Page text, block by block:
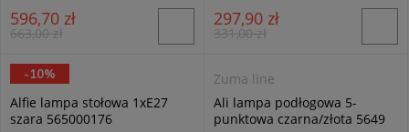
596,70 zł
663,00 zł
297,90 zł
331,00 zł
Trio
Alfie lampa stołowa 1xE27
szara 565000176
-10%
Zuma line
Ali lampa podłogowa 5-
punktowa czarna/złota 5649